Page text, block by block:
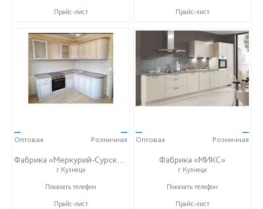
Прайс-лист Прайс-лист
—
Оптовая
—
Розничная
Фабрика «Меркурий-Сурский»
г.Кузнецк
+7 (8415) 73-05-06
Показать телефон
Прайс-лист
—
Оптовая
—
Розничная
Фабрика «МИКС»
г.Кузнецк
+7 (937) 423-36-37
Показать телефон
Прайс-лист